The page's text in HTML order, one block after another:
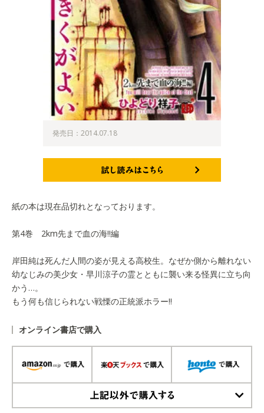
発売日：2014.07.18
紙の本は現在品切れとなっております。
第4巻 2km先まで血の海!!編
岸田純は死んだ人間の姿が見える高校生。なぜか側から離れない
幼なじみの美少女・早川涼子の霊とともに襲い来る怪異に立ち向
かう…。
もう何も信じられない戦慄の正統派ホラー!!
オンライン書店で購入